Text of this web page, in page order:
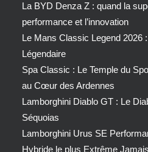
La BYD Denza Z : quand la
performance et l’innovation
Le Mans Classic Legend 2026
Légendaire
Spa Classic : Le Temple du
au Cœur des Ardennes
Lamborghini Diablo GT : Le
Séquoias
Lamborghini Urus SE
Hybride le plus Extrême